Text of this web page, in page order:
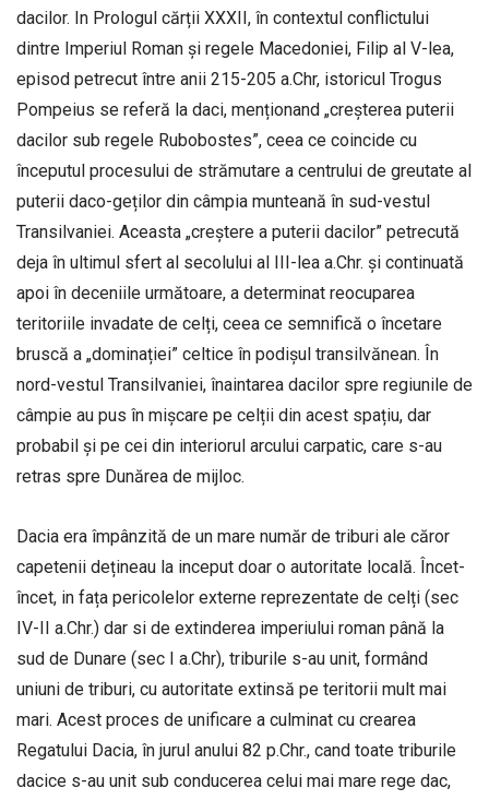
dacilor. In Prologul cărții XXXII, în contextul conflictului
dintre Imperiul Roman și regele Macedoniei, Filip al V-lea,
episod petrecut între anii 215-205 a.Chr, istoricul Trogus
Pompeius se referă la daci, menționand „creșterea puterii
dacilor sub regele Rubobostes”, ceea ce coincide cu
începutul procesului de strămutare a centrului de greutate al
puterii daco-geților din câmpia munteană în sud-vestul
Transilvaniei. Aceasta „creștere a puterii dacilor” petrecută
deja în ultimul sfert al secolului al III-lea a.Chr. și continuată
apoi în deceniile următoare, a determinat reocuparea
teritoriile invadate de celți, ceea ce semnifică o încetare
bruscă a „dominației” celtice în podișul transilvănean. În
nord-vestul Transilvaniei, înaintarea dacilor spre regiunile de
câmpie au pus în mișcare pe celții din acest spațiu, dar
probabil și pe cei din interiorul arcului carpatic, care s-au
retras spre Dunărea de mijloc.
Dacia era împânzită de un mare număr de triburi ale căror
capetenii dețineau la inceput doar o autoritate locală. Încet-
încet, in fața pericolelor externe reprezentate de celți (sec
IV-II a.Chr.) dar si de extinderea imperiului roman până la
sud de Dunare (sec I a.Chr), triburile s-au unit, formând
uniuni de triburi, cu autoritate extinsă pe teritorii mult mai
mari. Acest proces de unificare a culminat cu crearea
Regatului Dacia, în jurul anului 82 p.Chr., cand toate triburile
dacice s-au unit sub conducerea celui mai mare rege dac,